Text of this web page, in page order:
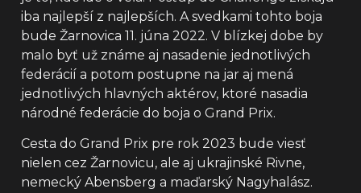
iba najlepší z najlepších. A svedkami tohto boja
bude Žarnovica 11. júna 2022. V blízkej dobe by
malo byť už známe aj nasadenie jednotlivých
federácií a potom postupne na jar aj mená
jednotlivých hlavných aktérov, ktoré nasadia
národné federácie do boja o Grand Prix.
Cesta do Grand Prix pre rok 2023 bude viesť
nielen cez Žarnovicu, ale aj ukrajinské Rivne,
nemecký Abensberg a maďarský Nagyhalász.